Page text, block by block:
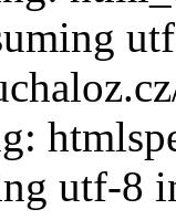
utf-8